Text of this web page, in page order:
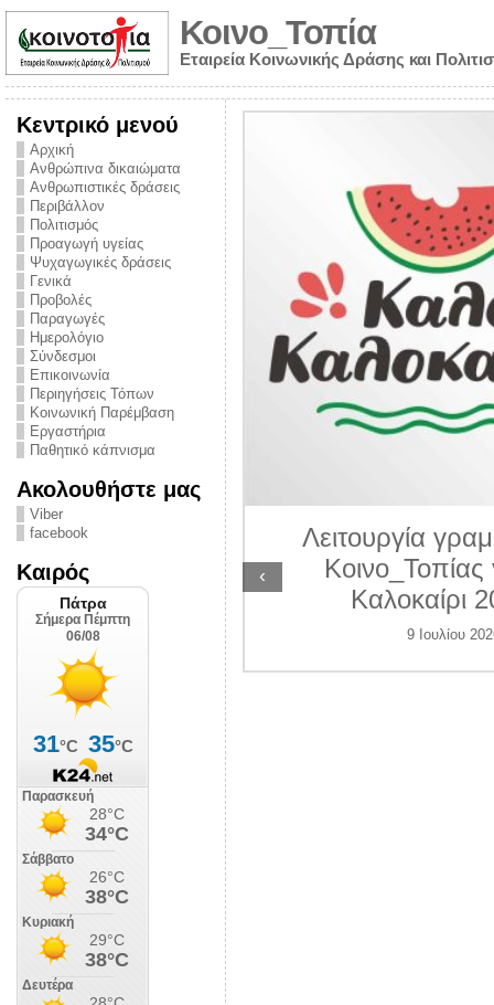
Κοινο_Τοπία
Εταιρεία Κοινωνικής Δράσης και
Κεντρικό μενού
Αρχική
Ανθρώπινα δικαιώματα
Ανθρωπιστικές δράσεις
Περιβάλλον
Πολιτισμός
Προαγωγή υγείας
Ψυχαγωγικές δράσεις
Γενικά
Προβολές
Παραγωγές
Ημερολόγιο
Σύνδεσμοι
Επικοινωνία
Περιηγήσεις Τόπων
Κοινωνική Παρέμβαση
Εργαστήρια
Παθητικό κάπνισμα
Ακολουθήστε μας
Viber
facebook
Καιρός
από την
την ημέρα
και
στο
2026
Λειτουργία
Κοινο_Τοπίας
Καλοκαίρι
9 Ιουλίου
‹